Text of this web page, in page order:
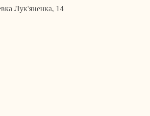
Лук'яненка, 14